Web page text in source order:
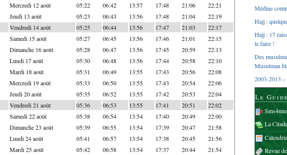
Mercredi 12 août 05:22 06:42 13:57 17:48 21:06 22:21
Jeudi 13 août 05:23 06:43 13:56 17:48 21:04 22:19
Vendredi 14 août 05:25 06:44 13:56 17:47 21:03 22:17
Samedi 15 août 05:27 06:45 13:56 17:46 21:01 22:15
Dimanche 16 août 05:28 06:47 13:56 17:45 20:59 22:13
Lundi 17 août 05:30 06:48 13:56 17:44 20:58 22:10
Mardi 18 août 05:31 06:49 13:55 17:43 20:56 22:08
Mercredi 19 août 05:33 06:50 13:55 17:43 20:54 22:06
Jeudi 20 août 05:35 06:52 13:55 17:42 20:53 22:04
Vendredi 21 août 05:36 06:53 13:55 17:41 20:51 22:02
Samedi 22 août 05:38 06:54 13:54 17:40 20:49 22:00
Dimanche 23 août 05:39 06:55 13:54 17:39 20:47 21:58
Lundi 24 août 05:41 06:57 13:54 17:38 20:45 21:56
Mardi 25 août 05:42 06:58 13:54 17:37 20:44 21:54
Médine
Hajj :
Hajj : 17
le faire !
Des
Musulman
2003-2013 –
Le
La
Revue